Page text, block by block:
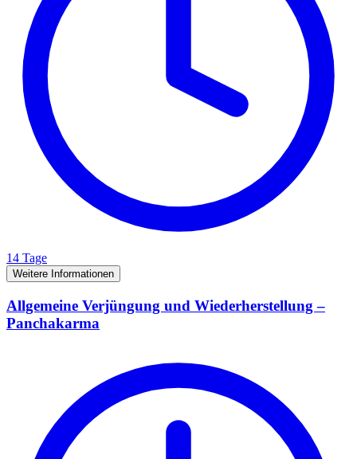
14 Tage
Weitere Informationen
Allgemeine Verjüngung und Wiederherstellung –
Panchakarma